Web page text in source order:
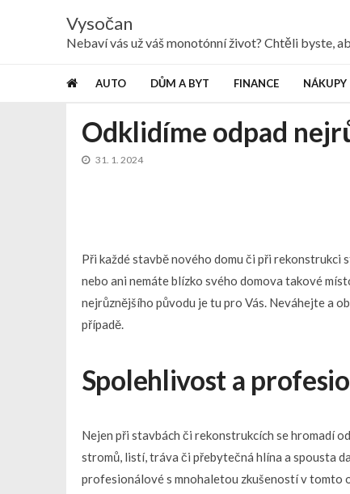
Vysočan
Nebaví vás už váš monotónní život? Chtěli byste,
AUTO DŮM A BYT FINANCE NÁKUPY
Odklidíme odpad
31. 1. 2024
Při každé stavbě nového domu či při rekonstrukci
nebo ani nemáte blízko svého domova takové
nejrůznějšího původu je tu pro Vás. Neváhejte a
případě.
Spolehlivost a
Nejen při stavbách či rekonstrukcích se hromadí
stromů, listí, tráva či přebytečná hlína a spousta
profesionálové s mnohaletou zkušeností v tomto